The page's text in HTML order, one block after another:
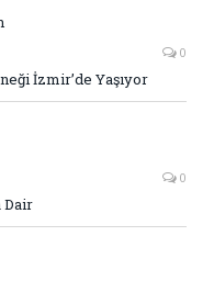
0
İzmir’de Yaşıyor
0
Dair